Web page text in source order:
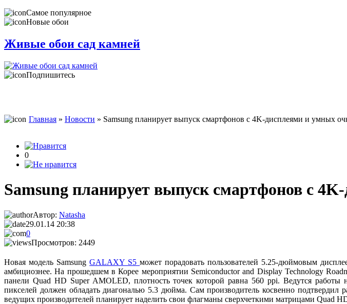
Самое популярное
Новые обои
Живые обои сад камней
Подпишитесь
Главная » Новости » Samsung планирует выпуск смартфонов с 4K-дисплеями и умных
0
Samsung планирует выпуск смартфонов с
Автор: Natasha
29.01.14 20:38
0
Просмотров: 2449
Новая модель SamsungGALAXY S5может порадовать пользователей 5.25-дюймовым
амбициознее. На прошедшем в Корее мероприятии Semiconductor and Display Technology
панели Quad HD Super AMOLED, плотность точек которой равна 560 ppi. Ведутся
пикселей должен обладать диагональю 5.3 дюйма. Сам производитель косвенно
ведущих производителей планирует наделить свои флагманы сверхчеткими матрицами Quad